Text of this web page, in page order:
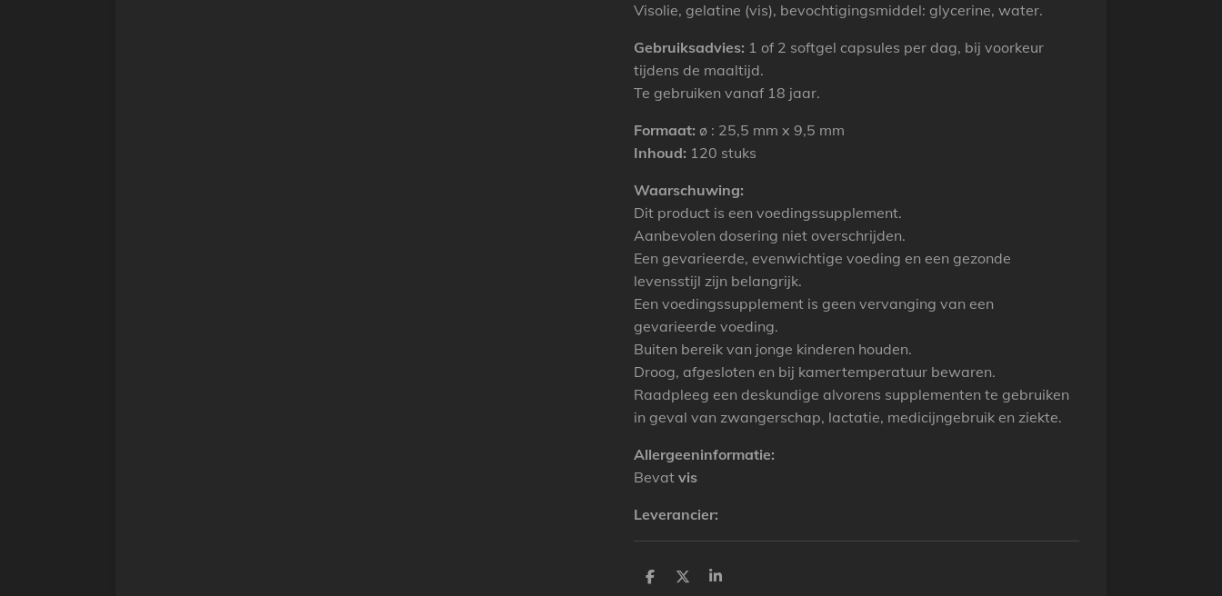
Visolie, gelatine (vis), bevochtigingsmiddel: glycerine, water.
Gebruiksadvies: 1 of 2 softgel capsules per dag, bij voorkeur
tijdens de maaltijd.
Te gebruiken vanaf 18 jaar.
Formaat: ø : 25,5 mm x 9,5 mm
Inhoud: 120 stuks
Waarschuwing:
Dit product is een voedingssupplement.
Aanbevolen dosering niet overschrijden.
Een gevarieerde, evenwichtige voeding en een gezonde
levensstijl zijn belangrijk.
Een voedingssupplement is geen vervanging van een
gevarieerde voeding.
Buiten bereik van jonge kinderen houden.
Droog, afgesloten en bij kamertemperatuur bewaren.
Raadpleeg een deskundige alvorens supplementen te gebruiken
in geval van zwangerschap, lactatie, medicijngebruik en ziekte.
Allergeeninformatie:
Bevat vis
Leverancier:
P
P
P